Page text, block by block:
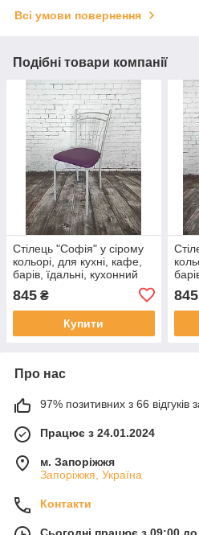
Всі умови повернення
Подібні товари компанії
Стілець "Софія" у сірому
кольорі, для кухні, кафе,
барів, їдальні, кухонний
845 ₴
Купити
845
Про нас
97% позитивних з 66 відгуків
Працює з 24.01.2024
м. Запоріжжя
Запоріжжя, Україна
Контакти